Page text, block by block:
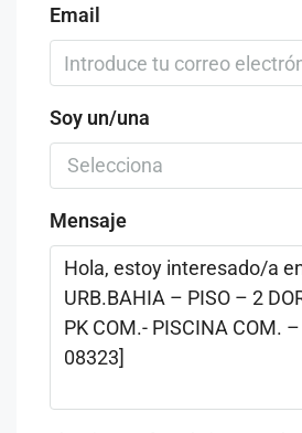
Email
Soy un/una
Selecciona
Mensaje